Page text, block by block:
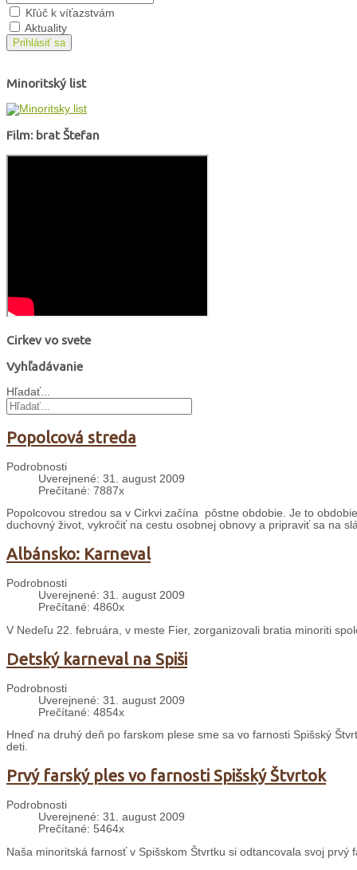
Kľúč k víťazstvám
Aktuality
Prihlásiť sa
Minoritský list
Film: brat Štefan
Cirkev vo svete
Vyhľadávanie
Hľadať...
Popolcová streda
Podrobnosti
Uverejnené: 31. august 2009
Prečítané: 7887x
Popolcovou stredou sa v Cirkvi začína pôstne obdobie. Je to
duchovný život, vykročiť na cestu osobnej obnovy a pripraviť sa na
Albánsko: Karneval
Podrobnosti
Uverejnené: 31. august 2009
Prečítané: 4860x
V Nedeľu 22. februára, v meste Fier, zorganizovali bratia minoriti
Detský karneval na Spiši
Podrobnosti
Uverejnené: 31. august 2009
Prečítané: 4854x
Hneď na druhý deň po farskom plese sme sa vo farnosti Spišský
deti.
Prvý farský ples vo farnosti Spišský Štvrtok
Podrobnosti
Uverejnené: 31. august 2009
Prečítané: 5464x
Naša minoritská farnosť v Spišskom Štvrtku si odtancovala svoj